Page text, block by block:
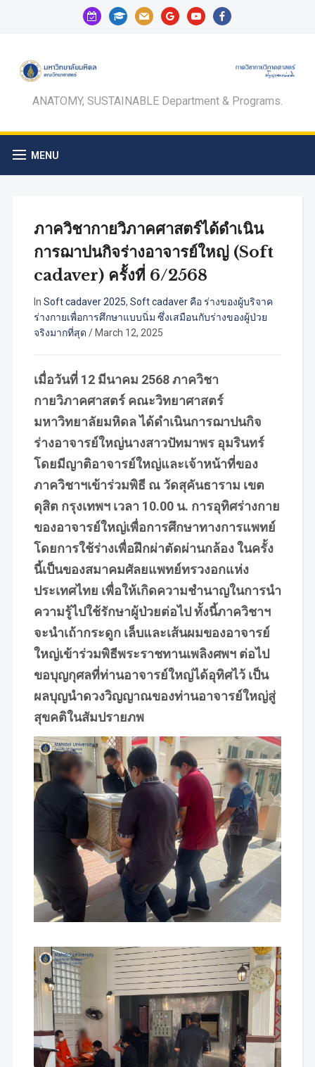
calendar-
check-
graduation-
cap
mail googleyoutubefacebook
ANATOMY, SUSTAINABLE Department & Programs.
MENU
ภาควิชากายวิภาคศาสตร์ได้ดำเนิน
การฌาปนกิจร่างอาจารย์ใหญ่ (Soft
cadaver) ครั้งที่ 6/2568
In Soft cadaver 2025, Soft cadaver คือ ร่างของผู้บริจาค
ร่างกายเพื่อการศึกษาแบบนิ่ม ซึ่งเสมือนกับร่างของผู้ป่วย
จริงมากที่สุด / March 12, 2025
เมื่อวันที่ 12 มีนาคม 2568 ภาควิชา
กายวิภาคศาสตร์ คณะวิทยาศาสตร์
มหาวิทยาลัยมหิดล ได้ดำเนินการฌาปนกิจ
ร่างอาจารย์ใหญ่นางสาวปัทมาพร อุมรินทร์
โดยมีญาติอาจารย์ใหญ่และเจ้าหน้าที่ของ
ภาควิชาฯเข้าร่วมพิธี ณ วัดสุคันธาราม เขต
ดุสิต กรุงเทพฯ เวลา 10.00 น. การอุทิศร่างกาย
ของอาจารย์ใหญ่เพื่อการศึกษาทางการแพทย์
โดยการใช้ร่างเพื่อฝึกผ่าตัดผ่านกล้อง ในครั้ง
นี้เป็นของสมาคมศัลยแพทย์ทรวงอกแห่ง
ประเทศไทย เพื่อให้เกิดความชำนาญในการนำ
ความรู้ไปใช้รักษาผู้ป่วยต่อไป ทั้งนี้ภาควิชาฯ
จะนำเถ้ากระดูก เล็บและเส้นผมของอาจารย์
ใหญ่เข้าร่วมพิธีพระราชทานเพลิงศพฯ ต่อไป
ขอบุญกุศลที่ท่านอาจารย์ใหญ่ได้อุทิศไว้ เป็น
ผลบุญนำดวงวิญญาณของท่านอาจารย์ใหญ่สู่
สุขคติในสัมปรายภพ